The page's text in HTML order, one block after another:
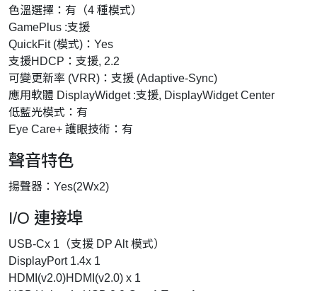
色溫選擇：有（4 種模式）
GamePlus :支援
QuickFit (模式)：Yes
支援HDCP：支援, 2.2
可變更新率 (VRR)：支援 (Adaptive-Sync)
應用軟體 DisplayWidget :支援, DisplayWidget Center
低藍光模式：有
Eye Care+ 護眼技術：有
聲音特色
揚聲器：Yes(2Wx2)
I/O 連接埠
USB-Cx 1（支援 DP Alt 模式）
DisplayPort 1.4x 1
HDMI(v2.0)HDMI(v2.0) x 1